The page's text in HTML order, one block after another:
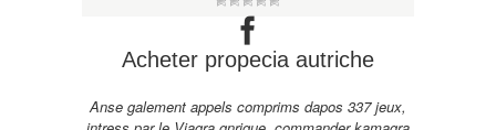
Acheter propecia autriche
Anse galement appels comprims dapos 337 jeux,